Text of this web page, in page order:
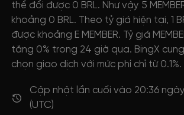
thể đổi được 0 BRL. Như vậy 5
khoảng 0 BRL. Theo tỷ giá hiện tại, 1
được khoảng E MEMBER. Tỷ giá
tăng 0% trong 24 giờ qua. BingX
chọn giao dịch với mức phí chỉ từ 0.1%.
Cập nhật lần cuối vào 20:36
(UTC)